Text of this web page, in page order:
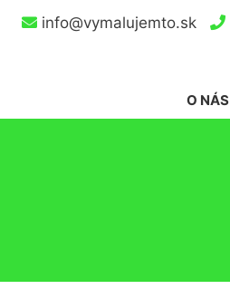
info@vymalujemto.sk
O NÁS